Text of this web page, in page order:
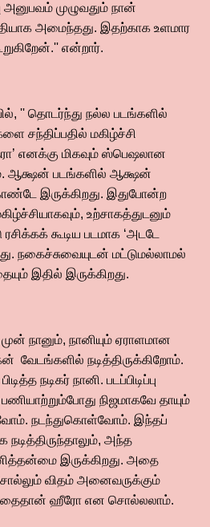
அனுபவம் முழுவதும் நான்
அமைந்தது. இதற்காக உளமார
என்றார்.
'' தொடர்ந்து நல்ல படங்களில்
சந்திப்பதில் மகிழ்ச்சி
எனக்கு மிகவும் ஸ்பெஷலான
ஆக்ஷன் படங்களில் ஆக்ஷன்
இருக்கிறது. இதுபோன்ற
உற்சாகத்துடனும்
கூடிய படமாக ‘அடடே
நகைச்சுவையுடன் மட்டுமல்லாமல்
இதில் இருக்கிறது.
நானும், நானியும் ஏராளமான
வேடங்களில் நடித்திருக்கிறோம்.
நடிகர் நானி. படப்பிடிப்பு
நிஜமாகவே தாயும்
நடந்துகொள்வோம். இந்தப்
நடித்திருந்தாலும், அந்த
இருக்கிறது. அதை
விதம் அனைவருக்கும்
கதைதான் ஹீரோ என சொல்லலாம்.